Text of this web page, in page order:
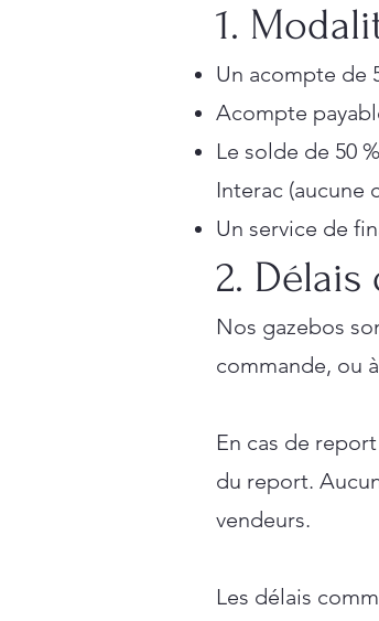
1.
Un acompte de
Acompte
Le solde de 50
Interac (aucune
Un service de
2.
Nos gazebos
commande, ou
En cas de
du report.
vendeurs.
Les délais